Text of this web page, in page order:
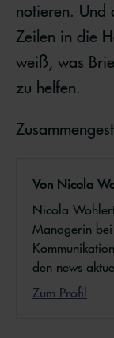
notieren. Und
Zeilen in die
weiß, was
zu helfen.
Von Nicola
Nicola
Managerin
den news
Zum Profil